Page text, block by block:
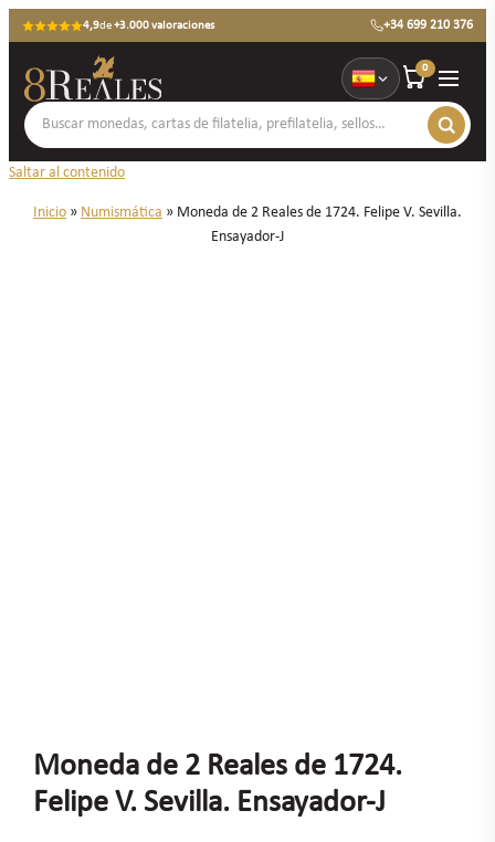
4,9de+3.000 valoraciones +34 699 210 376
0
Saltar al contenido
Inicio » Numismática » Moneda de 2 Reales de 1724. Felipe V. Sevilla.
Ensayador-J
Moneda de 2 Reales de 1724.
Felipe V. Sevilla. Ensayador-J